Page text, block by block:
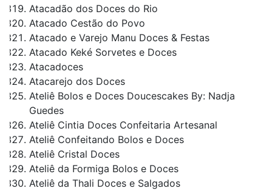
Atacadão dos Doces do Rio
Atacado Cestão do Povo
Atacado e Varejo Manu Doces & Festas
Atacado Keké Sorvetes e Doces
Atacadoces
Atacarejo dos Doces
Ateliê Bolos e Doces Doucescakes By: Nadja
Guedes
Ateliê Cintia Doces Confeitaria Artesanal
Ateliê Confeitando Bolos e Doces
Ateliê Cristal Doces
Ateliê da Formiga Bolos e Doces
Ateliê da Thali Doces e Salgados